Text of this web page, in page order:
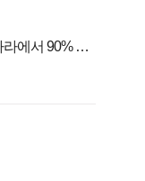
라에서 90% 갚